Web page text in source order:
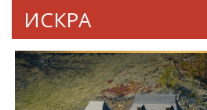
ИСКРА